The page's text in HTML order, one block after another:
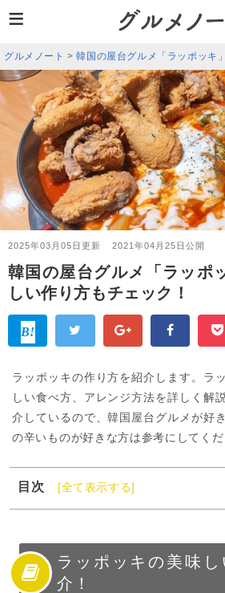
グルメノート >韓国の屋台グルメ「ラッポッキ
2025年03月05日更新 2021年04月25日公開
韓国の屋台グルメ「ラッポ
しい作り方もチェック！
ラッポッキの作り方を紹介します。ラ
しい食べ方、アレンジ方法を詳しく解
介しているので、韓国屋台グルメが好
の辛いものが好きな方は参考にしてくだ
目次
[全て表示する]
1
ラッポッキの美味しい作り方を紹
3
ラッポッキの作り方とポイント
4
ラッポッキは通販で購入可能
ラッポッキの美味
介！
≡